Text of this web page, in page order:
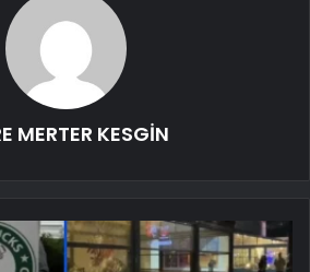
MERTER KESGİN